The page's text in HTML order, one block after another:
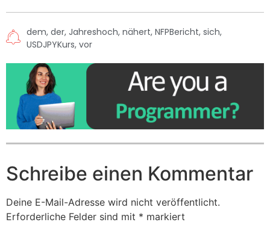
dem, der, Jahreshoch, nähert, NFPBericht, sich,
USDJPYKurs, vor
Schreibe einen Kommentar
Deine E-Mail-Adresse wird nicht veröffentlicht.
Erforderliche Felder sind mit * markiert